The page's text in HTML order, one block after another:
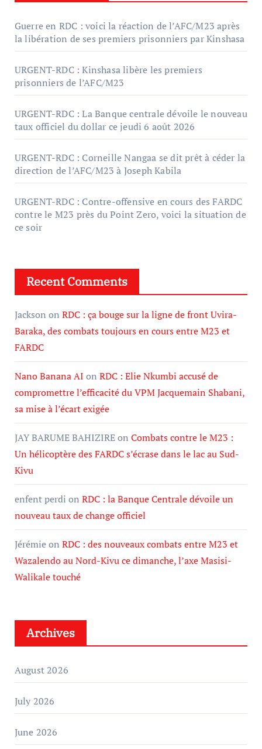
Guerre en RDC : voici la réaction de l’AFC/M23 après
la libération de ses premiers prisonniers par Kinshasa
URGENT-RDC : Kinshasa libère les premiers
prisonniers de l’AFC/M23
URGENT-RDC : La Banque centrale dévoile le nouveau
taux officiel du dollar ce jeudi 6 août 2026
URGENT-RDC : Corneille Nangaa se dit prêt à céder la
direction de l’AFC/M23 à Joseph Kabila
URGENT-RDC : Contre-offensive en cours des FARDC
contre le M23 près du Point Zero, voici la situation de
ce soir
Recent Comments
Jackson on RDC : ça bouge sur la ligne de front Uvira-
Baraka, des combats toujours en cours entre M23 et
FARDC
Nano Banana AI on RDC : Elie Nkumbi accusé de
compromettre l’efficacité du VPM Jacquemain Shabani,
sa mise à l’écart exigée
JAY BARUME BAHIZIREon Combats contre le M23 :
Un hélicoptère des FARDC s’écrase dans le lac au Sud-
Kivu
enfent perdi on RDC : la Banque Centrale dévoile un
nouveau taux de change officiel
Jérémieon RDC : des nouveaux combats entre M23 et
Wazalendo au Nord-Kivu ce dimanche, l’axe Masisi-
Walikale touché
Archives
August 2026
July 2026
June 2026